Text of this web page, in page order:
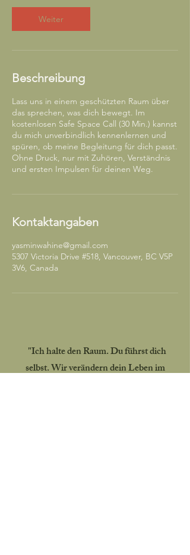
i
n
.
Weiter
Beschreibung
Lass uns in einem geschützten Raum über
das sprechen, was dich bewegt. Im
kostenlosen Safe Space Call (30 Min.) kannst
du mich unverbindlich kennenlernen und
spüren, ob meine Begleitung für dich passt.
Ohne Druck, nur mit Zuhören, Verständnis
und ersten Impulsen für deinen Weg.
Kontaktangaben
yasminwahine@gmail.com
5307 Victoria Drive #518, Vancouver, BC V5P
3V6, Canada
"Ich halte den Raum. Du führst dich
selbst. Wir verändern dein Leben im